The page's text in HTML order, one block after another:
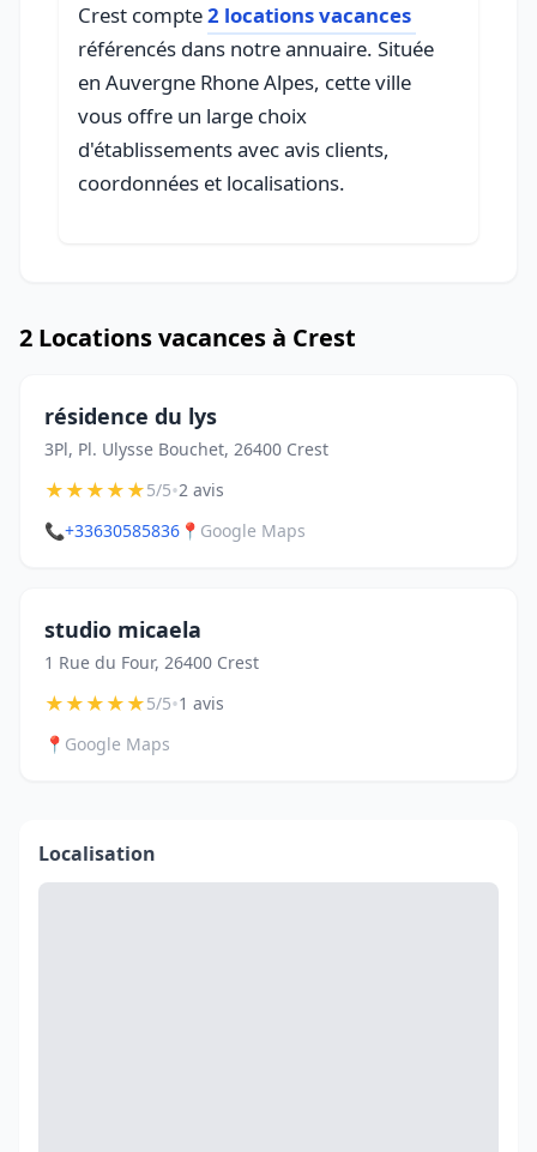
Crest compte2 locations vacances
référencés dans notre annuaire. Située
en Auvergne Rhone Alpes, cette ville
vous offre un large choix
d'établissements avec avis clients,
coordonnées et localisations.
2 Locations vacances à Crest
résidence du lys
3Pl, Pl. Ulysse Bouchet, 26400 Crest
★★★★★5/5•2 avis
📞+33630585836 📍 Google Maps
studio micaela
1 Rue du Four, 26400 Crest
★★★★★5/5•1 avis
📍 Google Maps
Localisation